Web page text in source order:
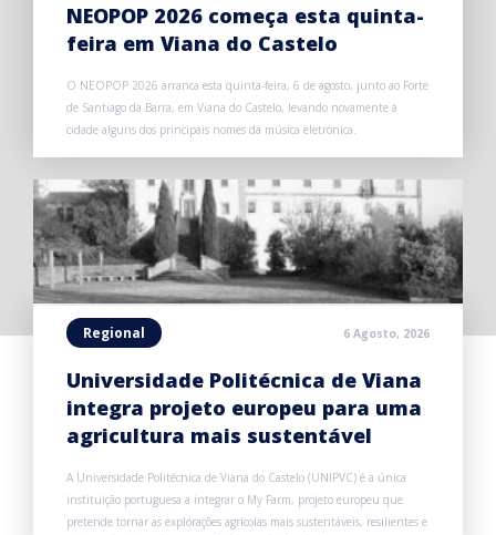
NEOPOP 2026 começa esta quinta-
feira em Viana do Castelo
O NEOPOP 2026 arranca esta quinta-feira, 6 de agosto, junto ao Forte
de Santiago da Barra, em Viana do Castelo, levando novamente à
cidade alguns dos principais nomes da música eletrónica.
Regional 6 Agosto, 2026
Universidade Politécnica de Viana
integra projeto europeu para uma
agricultura mais sustentável
A Universidade Politécnica de Viana do Castelo (UNIPVC) é a única
instituição portuguesa a integrar o My Farm, projeto europeu que
pretende tornar as explorações agrícolas mais sustentáveis, resilientes e